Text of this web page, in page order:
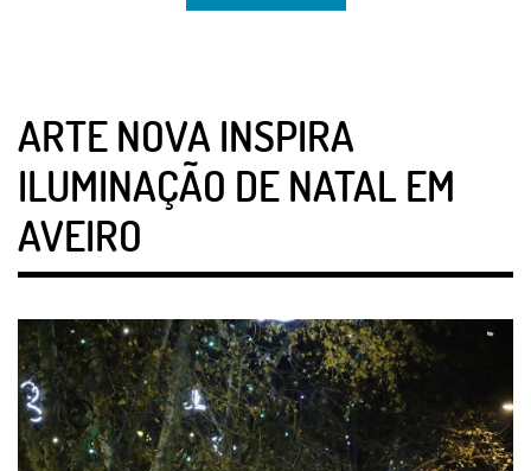
ARTE NOVA INSPIRA
ILUMINAÇÃO DE NATAL EM
AVEIRO